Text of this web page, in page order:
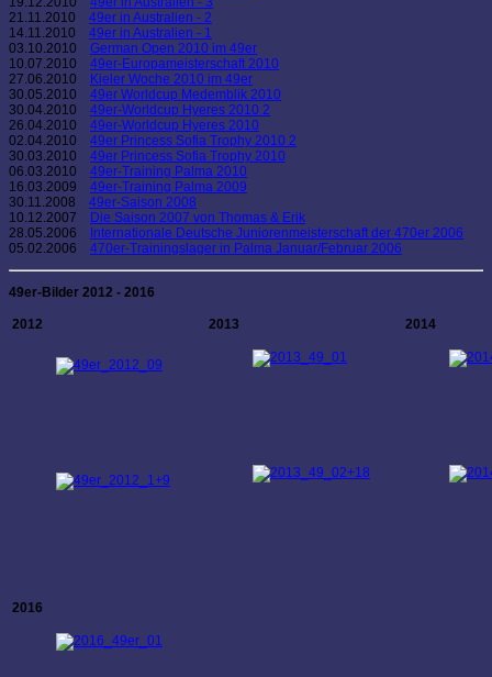
21.11.2010 49er in Australien - 2
14.11.2010 49er in Australien - 1
03.10.2010 German Open 2010 im 49er
10.07.2010 49er-Europameisterschaft 2010
27.06.2010
Kieler Woche 2010 im 49er
30.05.2010 49er Worldcup Medemblik 2010
30.04.2010 49er-Worldcup Hyeres 2010 2
26.04.2010 49er-Worldcup Hyeres 2010
02.04.2010 49er Princess Sofia Trophy 2010 2
30.03.2010 49er Princess Sofia Trophy 2010
06.03.2010 49er-Training Palma 2010
16.03.2009 49er-Training Palma 2009
30.11.2008 49er-Saison 2008
10.12.2007
Die Saison 2007 von Thomas & Erik
28.05.2006
Internationale Deutsche Juniorenmeisterschaft der 470er 2006
05.02.2006 470er-Trainingslager in Palma Januar/Februar 2006
49er-Bilder 2012 - 2016
2012 2013 2014
+9 +18
2016